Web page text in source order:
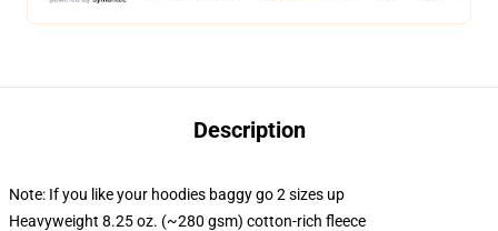
Description
Note: If you like your hoodies baggy go 2 sizes up
Heavyweight 8.25 oz. (~280 gsm) cotton-rich fleece